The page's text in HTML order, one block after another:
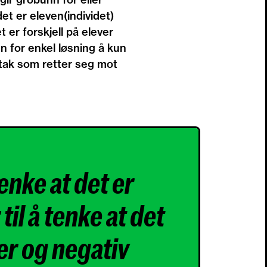
er eleven(individet)
er forskjell på elever
for enkel løsning å kun
som retter seg mot
at det er
å tenke at det
og negativ